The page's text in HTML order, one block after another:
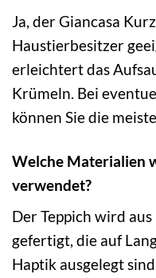
Ja, der Giancasa
Haustierbesitzer
erleichtert das
Krümeln. Bei
können Sie die
Welche Materialien
verwendet?
Der Teppich wird
gefertigt, die auf
Haptik ausgelegt